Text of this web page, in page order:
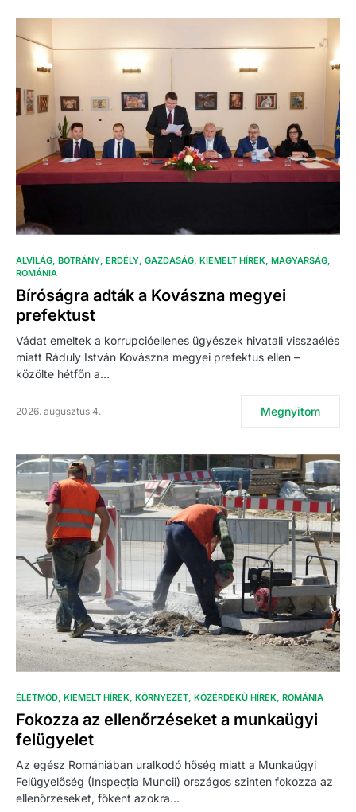
ALVILÁG BOTRÁNY ERDÉLY GAZDASÁG KIEMELT HÍREK MAGYARSÁG
ROMÁNIA
Bíróságra adták a Kovászna megyei
prefektust
Vádat emeltek a korrupcióellenes ügyészek hivatali visszaélés
miatt Ráduly István Kovászna megyei prefektus ellen –
közölte hétfőn a…
2026. augusztus 4. Megnyitom
ÉLETMÓD KIEMELT HÍREK KÖRNYEZET KÖZÉRDEKŰ HÍREK ROMÁNIA
Fokozza az ellenőrzéseket a munkaügyi
felügyelet
Az egész Romániában uralkodó hőség miatt a Munkaügyi
Felügyelőség (Inspecția Muncii) országos szinten fokozza az
ellenőrzéseket, főként azokra…